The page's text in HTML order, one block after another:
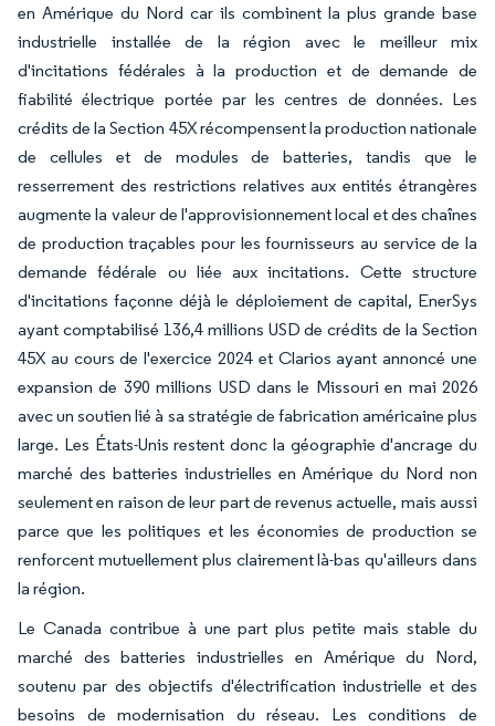
en Amérique du Nord car ils combinent la plus grande base
industrielle installée de la région avec le meilleur mix
d'incitations fédérales à la production et de demande de
fiabilité électrique portée par les centres de données. Les
crédits de la Section 45X récompensent la production nationale
de cellules et de modules de batteries, tandis que le
resserrement des restrictions relatives aux entités étrangères
augmente la valeur de l'approvisionnement local et des chaînes
de production traçables pour les fournisseurs au service de la
demande fédérale ou liée aux incitations. Cette structure
d'incitations façonne déjà le déploiement de capital, EnerSys
ayant comptabilisé 136,4 millions USD de crédits de la Section
45X au cours de l'exercice 2024 et Clarios ayant annoncé une
expansion de 390 millions USD dans le Missouri en mai 2026
avec un soutien lié à sa stratégie de fabrication américaine plus
large. Les États-Unis restent donc la géographie d'ancrage du
marché des batteries industrielles en Amérique du Nord non
seulement en raison de leur part de revenus actuelle, mais aussi
parce que les politiques et les économies de production se
renforcent mutuellement plus clairement là-bas qu'ailleurs dans
la région.
Le Canada contribue à une part plus petite mais stable du
marché des batteries industrielles en Amérique du Nord,
soutenu par des objectifs d'électrification industrielle et des
besoins de modernisation du réseau. Les conditions de